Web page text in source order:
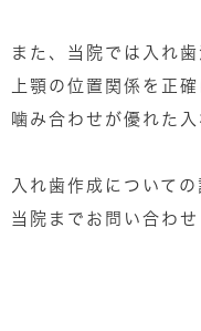
また、当院では入れ
上顎の位置関係を正
噛み合わせが優れた
入れ歯作成について
当院までお問い合わせ